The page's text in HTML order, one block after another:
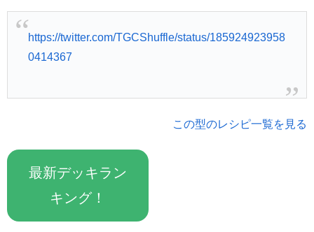
https://twitter.com/TGCShuffle/status/185924923958
0414367
この型のレシピ一覧を見る
最新デッキラン
キング！